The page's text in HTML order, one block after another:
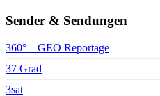
Sender & Sendungen
360° – GEO Reportage
37 Grad
3sat